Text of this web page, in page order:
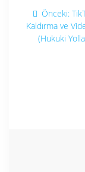
Önceki:
Kaldırma ve
(Hukuki